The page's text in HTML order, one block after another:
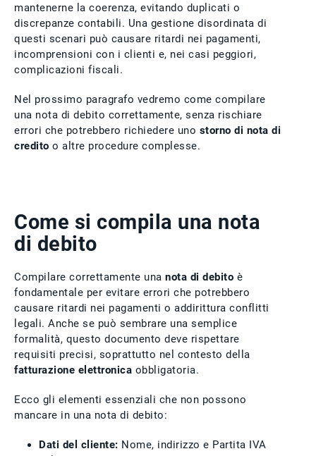
mantenerne la coerenza, evitando duplicati o
discrepanze contabili. Una gestione disordinata di
questi scenari può causare ritardi nei pagamenti,
incomprensioni con i clienti e, nei casi peggiori,
complicazioni fiscali.
Nel prossimo paragrafo vedremo come compilare
una nota di debito correttamente, senza rischiare
errori che potrebbero richiedere uno storno di nota di
credito o altre procedure complesse.
Come si compila una nota
di debito
Compilare correttamente una nota di debito è
fondamentale per evitare errori che potrebbero
causare ritardi nei pagamenti o addirittura conflitti
legali. Anche se può sembrare una semplice
formalità, questo documento deve rispettare
requisiti precisi, soprattutto nel contesto della
fatturazione elettronica obbligatoria.
Ecco gli elementi essenziali che non possono
mancare in una nota di debito:
Dati del cliente: Nome, indirizzo e Partita IVA